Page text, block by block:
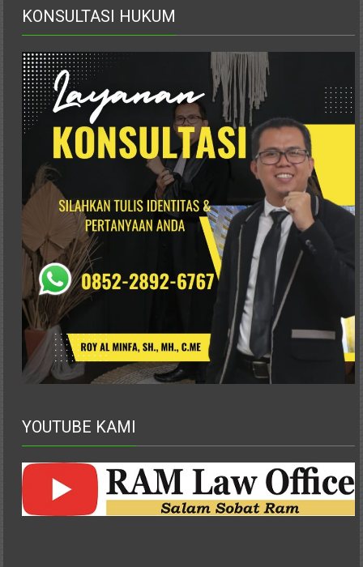
Kendari,
Bengkulu,
Mukomuko,
Gunung
Kidul,
Progo,
Balikpapan,
Jakarta
Tanggerang,
Purworejo,
Purwokerto,
Kebumen,
Tasikmalaya,
Purwodadi,
Wonogiri,
Pacitan,
Bandar
Lampung,
Gianyar,
Mataram,
Lombok,
KONSULTASI HUKUM
YOUTUBE KAMI